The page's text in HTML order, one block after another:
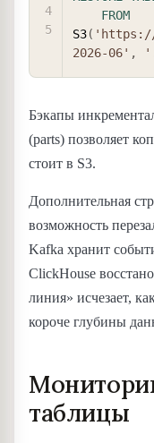
FROM
S3( 'https://
2026-06' ,
Бэкапы
(parts) позволяет
стоит в S3.
Дополнительная
возможность
Kafka хранит
ClickHouse
линия» исчезает,
короче глубины
таблицы